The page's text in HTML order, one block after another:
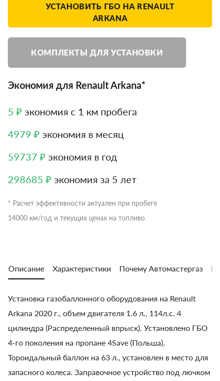
УСТАНОВИТЬ ГБО НА RENAULT
ARKANA
КОМПЛЕКТЫ ДЛЯ УСТАНОВКИ
Экономия для Renault Arkana*
5 ₽ экономия с 1 км пробега
4979 ₽ экономия в месяц
59737 ₽ экономия в год
298685 ₽ экономия за 5 лет
* Расчет эффективности актуален при пробеге
14000 км/год и текущих ценах на топливо
Описание Характеристики Почему Автомастергаз
Установка газобаллонного оборудования на Renault
Arkana 2020 г., объем двигателя 1.6 л., 114л.с. 4
цилиндра (Распределенный впрыск). Установлено ГБО
4-го поколения на пропане 4Save (Польша).
Тороидальный баллон на 63 л., установлен в место для
запасного колеса. Заправочное устройство под лючком